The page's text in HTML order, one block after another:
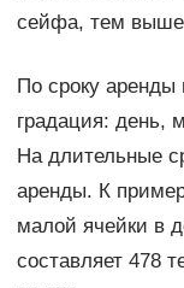
сейфа, тем выше
По сроку аренды
градация: день,
На длительные
аренды. К
малой ячейки в
составляет 478